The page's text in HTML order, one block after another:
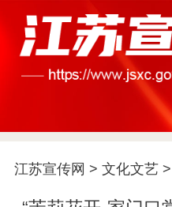
江
江苏宣传网 > 文化文艺>